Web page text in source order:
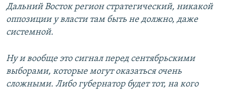
Дальний Восток регион стратегический, никакой
оппозиции у власти там быть не должно, даже
системной.
Ну и вообще это сигнал перед сентябрьскими
выборами, которые могут оказаться очень
сложными. Либо губернатор будет тот, на кого